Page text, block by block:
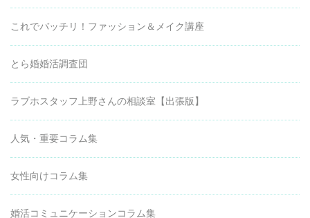
これでバッチリ！ファッション＆メイク講座
とら婚婚活調査団
ラブホスタッフ上野さんの相談室【出張版】
人気・重要コラム集
女性向けコラム集
婚活コミュニケーションコラム集